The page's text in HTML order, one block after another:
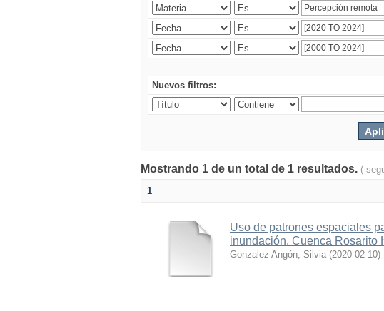
Nuevos filtros:
Mostrando 1 de un total de 1 resultados. (
1
Uso de patrones espaciales
inundación. Cuenca Rosarito
Gonzalez Angón, Silvia (2020-02-10)